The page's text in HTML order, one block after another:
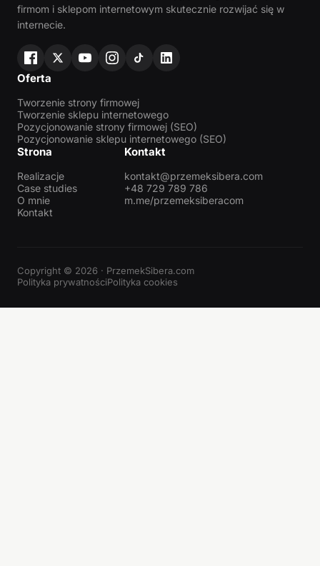
firmom i sklepom internetowym skutecznie rozwijać się w
internecie.
Oferta
Tworzenie strony firmowej
Tworzenie sklepu internetowego
Pozycjonowanie strony firmowej (SEO)
Pozycjonowanie sklepu internetowego (SEO)
Strona
Realizacje
Case studies
O mnie
Kontakt
Kontakt
kontakt@przemeksibera.com
+48 729 789 786
m.me/przemeksiberacom
Copyright © 2026 · PrzemekSibera.com
Polityka prywatnościPolityka cookies